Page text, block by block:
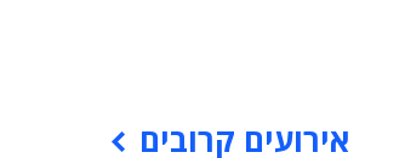
אירועים קרובים